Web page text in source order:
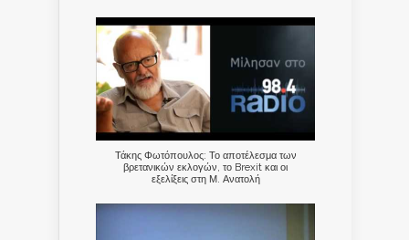
Τάκης Φωτόπουλος: Το αποτέλεσμα των
βρετανικών εκλογών, το Brexit και οι
εξελίξεις στη Μ. Ανατολή